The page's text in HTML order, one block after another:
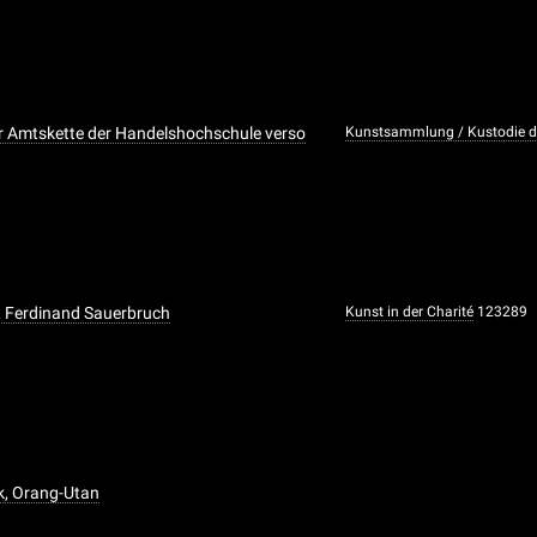
Amtskette der Handelshochschule verso Kunstsammlung / Kustodie
Sauerbruch Kunst in der Charité 123289
Orang-Utan